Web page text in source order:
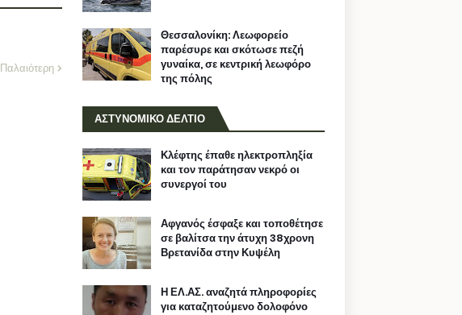
Παλαιότερη
Θεσσαλονίκη: Λεωφορείο
παρέσυρε και σκότωσε πεζή
γυναίκα, σε κεντρική λεωφόρο
της πόλης
ΑΣΤΥΝΟΜΙΚΟ ΔΕΛΤΙΟ
Κλέφτης έπαθε ηλεκτροπληξία
και τον παράτησαν νεκρό οι
συνεργοί του
Αφγανός έσφαξε και τοποθέτησε
σε βαλίτσα την άτυχη 38χρονη
Βρετανίδα στην Κυψέλη
Η ΕΛ.ΑΣ. αναζητά πληροφορίες
για καταζητούμενο δολοφόνο